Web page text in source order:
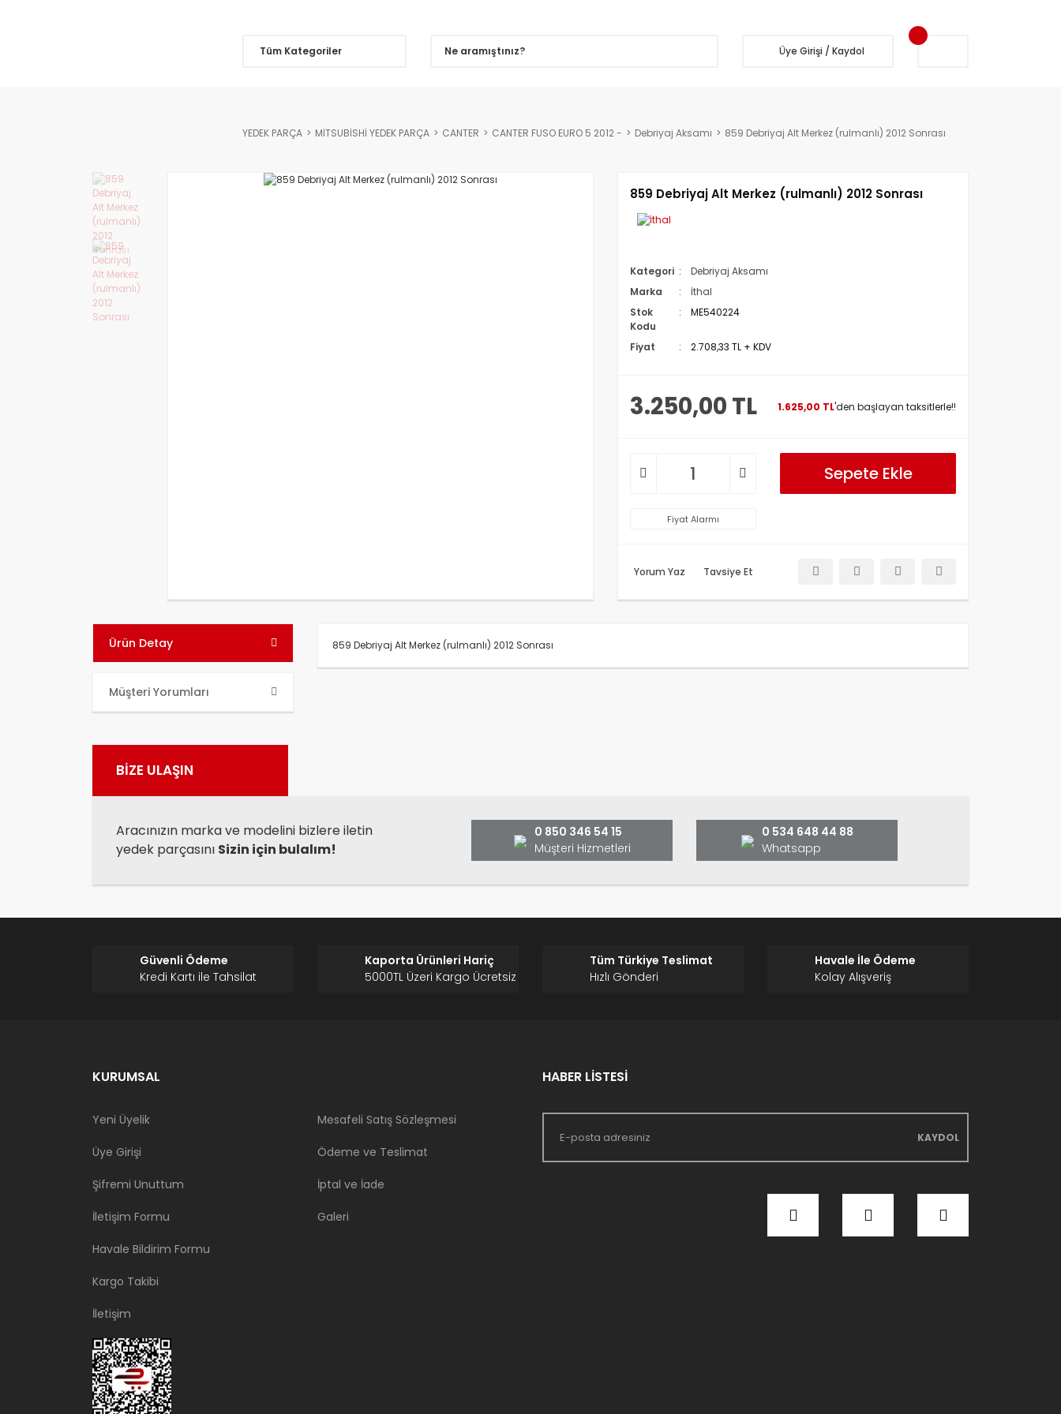
Tüm Kategoriler Üye Girişi / Kaydol
YEDEK PARÇA MİTSUBİSHİ YEDEK PARÇA CANTER CANTER FUSO EURO 5 2012 - Debriyaj Aksamı 859 Debriyaj Alt Merkez (rulmanlı) 2012 Sonrası
859 Debriyaj Alt Merkez (rulmanlı) 2012 Sonrası
Kategori
Debriyaj Aksamı
Marka
İthal
Stok
Kodu
ME540224
Fiyat 2.708,33 TL + KDV
3.250,00 TL 1.625,00 TL'den başlayan taksitlerle!!
Sepete Ekle
Fiyat Alarmı
Yorum Yaz Tavsiye Et
Ürün Detay
Müşteri Yorumları
859 Debriyaj Alt Merkez (rulmanlı) 2012 Sonrası
Ürün fiyatı diğer sitelerden daha pahalı.
Bu ürüne benzer farklı alternatifler olmalı.
BİZE ULAŞIN
Aracınızın marka ve modelini bizlere iletin
yedek parçasını Sizin için bulalım!
0 850 346 54 15
Müşteri Hizmetleri
0 534 648 44 88
Whatsapp
Güvenli Ödeme
Kredi Kartı ile Tahsilat
Kaporta Ürünleri Hariç
5000TL Üzeri Kargo Ücretsiz
Tüm Türkiye Teslimat
Hızlı Gönderi
Havale İle Ödeme
Kolay Alışveriş
KURUMSAL
Yeni Üyelik
Üye Girişi
Şifremi Unuttum
İletişim Formu
Havale Bildirim Formu
Kargo Takibi
İletişim
Mesafeli Satış Sözleşmesi
Ödeme ve Teslimat
İptal ve İade
Galeri
HABER LİSTESİ
KAYDOL